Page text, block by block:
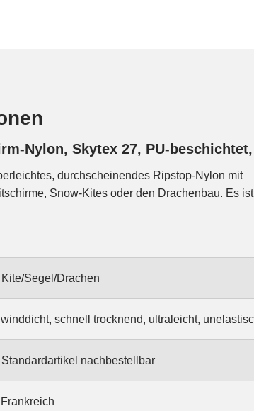
Nylon, Skytex 27, PU-
durchscheinendes Ripstop-Nylon mit
Snow-Kites oder den Drachenbau. Es ist
der Stoff kaum, raschelt dafür aber deutlich mehr
Kite/Segel/Drachen
winddicht, schnell trocknend, ultraleicht,
Standardartikel nachbestellbar
Frankreich